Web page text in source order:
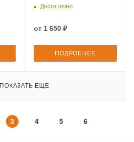
Достаточно
от 1 650 ₽
ПОДРОБНЕЕ
ПОКАЗАТЬ ЕЩЕ
3 4 5 6